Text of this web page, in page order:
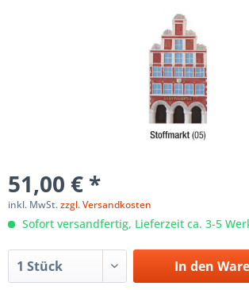
51,00 € *
inkl. MwSt.zzgl. Versandkosten
Sofort versandfertig, Lieferzeit ca. 3-5
In den